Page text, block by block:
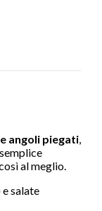
angoli piegati,
al meglio.
salate